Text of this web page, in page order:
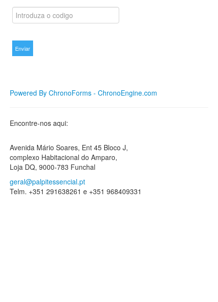
Powered By ChronoForms - ChronoEngine.com
Encontre-nos aqui:
Avenida Mário Soares, Ent 45 Bloco J,
complexo Habitacional do Amparo,
Loja DQ, 9000-783 Funchal
geral@palpitessencial.pt
Telm. +351 291638261 e +351 968409331